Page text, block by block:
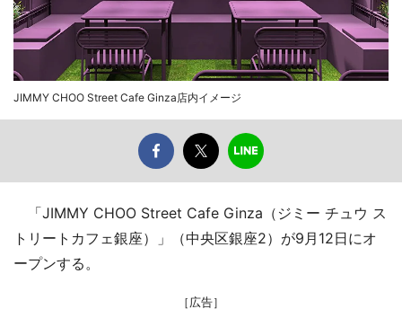
JIMMY CHOO Street Cafe Ginza店内イメージ
「JIMMY CHOO Street Cafe Ginza（ジミー チュウ ス
トリートカフェ銀座）」（中央区銀座2）が9月12日にオ
ープンする。
［広告］